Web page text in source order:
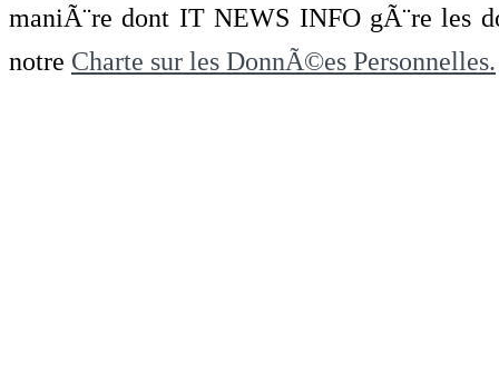
maniÃ¨re dont IT NEWS INFO gÃ¨re les
notre Charte sur les DonnÃ©es Personnelles.